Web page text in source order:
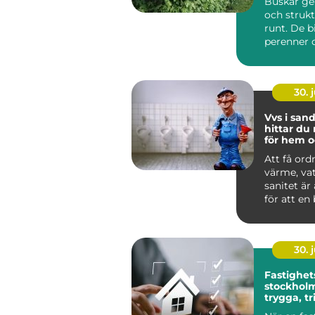
och
runt. De
perenner
30.
Vvs i
hittar du
för hem
Att få
värme,
sanitet är
för att en
30.
stockholm så
trygga,